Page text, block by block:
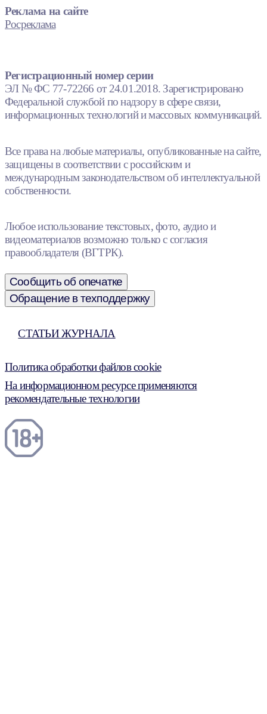
Реклама на сайте
Росреклама
Регистрационный номер серии
ЭЛ № ФС 77-72266 от 24.01.2018. Зарегистрировано
Федеральной службой по надзору в сфере связи,
информационных технологий и массовых коммуникаций.
Все права на любые материалы, опубликованные на сайте,
защищены в соответствии с российским и
международным законодательством об интеллектуальной
собственности.
Любое использование текстовых, фото, аудио и
видеоматериалов возможно только с согласия
правообладателя (ВГТРК).
Сообщить об опечатке
Обращение в техподдержку
СТАТЬИ ЖУРНАЛА
Политика обработки файлов cookie
На информационном ресурсе применяются
рекомендательные технологии